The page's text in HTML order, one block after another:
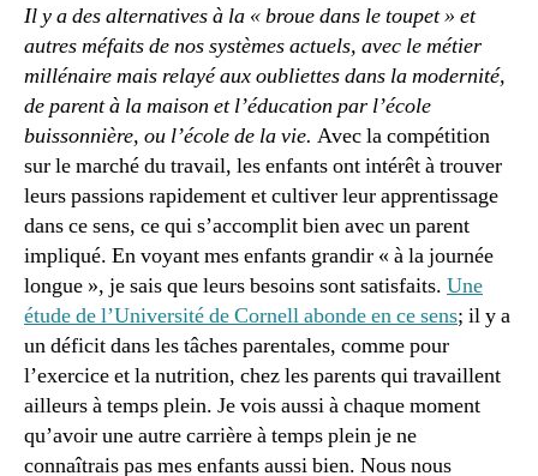
Il y a des alternatives à la « broue dans le toupet » et
autres méfaits de nos systèmes actuels, avec le métier
millénaire mais relayé aux oubliettes dans la modernité,
de parent à la maison et l’éducation par l’école
buissonnière, ou l’école de la vie. Avec la compétition
sur le marché du travail, les enfants ont intérêt à trouver
leurs passions rapidement et cultiver leur apprentissage
dans ce sens, ce qui s’accomplit bien avec un parent
impliqué. En voyant mes enfants grandir « à la journée
longue », je sais que leurs besoins sont satisfaits. Une
étude de l’Université de Cornell abonde en ce sens; il y a
un déficit dans les tâches parentales, comme pour
l’exercice et la nutrition, chez les parents qui travaillent
ailleurs à temps plein. Je vois aussi à chaque moment
qu’avoir une autre carrière à temps plein je ne
connaîtrais pas mes enfants aussi bien. Nous nous